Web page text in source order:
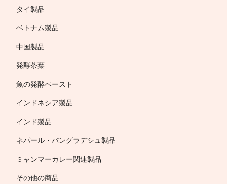
タイ製品
ベトナム製品
中国製品
発酵茶葉
魚の発酵ペースト
インドネシア製品
インド製品
ネパール・バングラデシュ製品
ミャンマーカレー関連製品
その他の商品